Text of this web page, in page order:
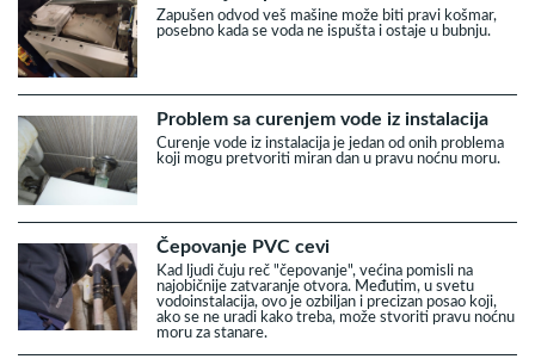
Zapušen odvod veš mašine može biti pravi košmar,
posebno kada se voda ne ispušta i ostaje u bubnju.
Problem sa curenjem vode iz instalacija
Curenje vode iz instalacija je jedan od onih problema
koji mogu pretvoriti miran dan u pravu noćnu moru.
Čepovanje PVC cevi
Kad ljudi čuju reč "čepovanje", većina pomisli na
najobičnije zatvaranje otvora. Međutim, u svetu
vodoinstalacija, ovo je ozbiljan i precizan posao koji,
ako se ne uradi kako treba, može stvoriti pravu noćnu
moru za stanare.